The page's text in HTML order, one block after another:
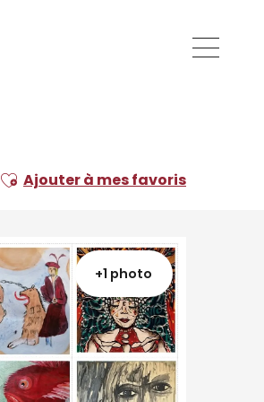
Ajouter aux favoris
Ajouter à mes favoris
+1 photo